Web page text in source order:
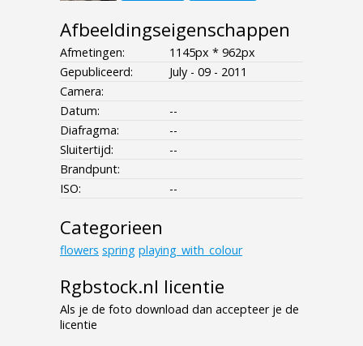
Afbeeldingseigenschappen
Afmetingen:
1145px * 962px
Gepubliceerd:
July - 09 - 2011
Camera:
Datum:
--
Diafragma:
--
Sluitertijd:
--
Brandpunt:
ISO:
--
Categorieen
flowers spring playing_with_colour
Rgbstock.nl licentie
Als je de foto download dan accepteer je de
licentie